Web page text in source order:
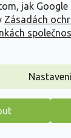
jak Google
Zásadách
rarity: Žíhaný
který
Pro
Pokud
po'Roter
doslova
až do
Máme pro vás